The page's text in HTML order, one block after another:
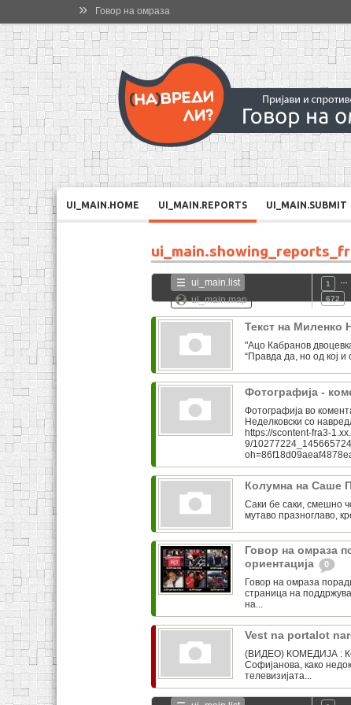
» Говор на омраза
UI_MAIN.HOME UI_MAIN.REPORTS UI_MAIN.SUBMIT
ui_main.list
ui_main.map
1
672
Текст на Миленко
"Ацо Кабранов
“Правда да, но од кој и
Фотографија -
Фотографија во
Неделковски со
https://scontent-fra3-
9/
Колумна на Саше
Саки бе саки, смешно
мутаво празноглаво,
Говор на омраза
ориентација
0
Говор на омраза
страница на
на...
Vest na portalot
(ВИДЕО) КОМЕДИЈА :
Софијанова, како
телевизијата...